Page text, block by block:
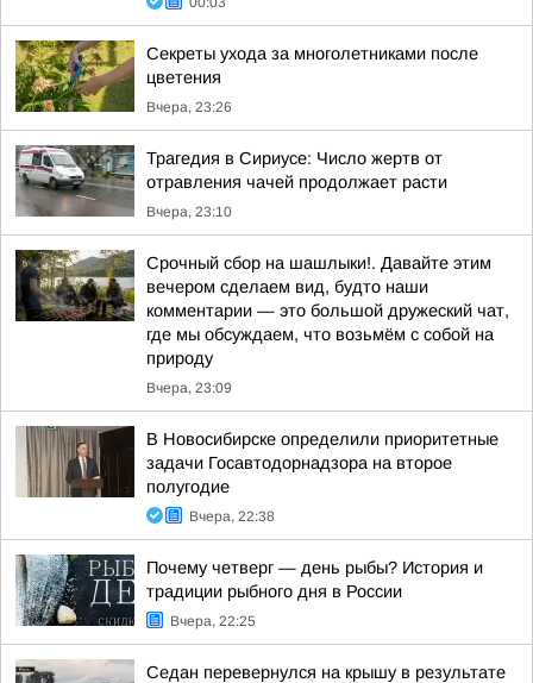
Секреты ухода за многолетниками после
цветения
Вчера, 23:26
Трагедия в Сириусе: Число жертв от
отравления чачей продолжает расти
Вчера, 23:10
Срочный сбор на шашлыки!. Давайте этим
вечером сделаем вид, будто наши
комментарии — это большой дружеский чат,
где мы обсуждаем, что возьмём с собой на
природу
Вчера, 23:09
В Новосибирске определили приоритетные
задачи Госавтодорнадзора на второе
полугодие
Вчера, 22:38
Почему четверг — день рыбы? История и
традиции рыбного дня в России
Вчера, 22:25
Седан перевернулся на крышу в результате